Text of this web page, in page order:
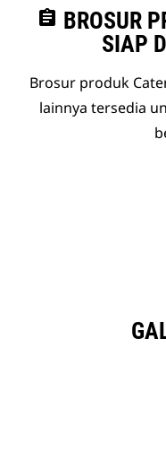
assignment BROSUR
SIAP
Brosur produk
lainnya tersedia